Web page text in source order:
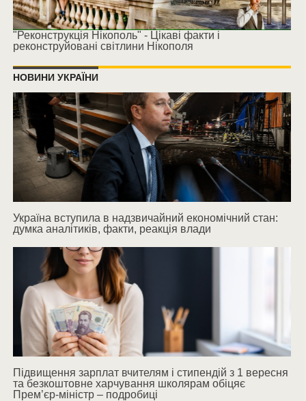
"Реконструкція Нікополь" - Цікаві факти і
реконструйовані світлини Нікополя
НОВИНИ УКРАЇНИ
Україна вступила в надзвичайний економічний стан:
думка аналітиків, факти, реакція влади
Підвищення зарплат вчителям і стипендій з 1 вересня
та безкоштовне харчування школярам обіцяє
Прем’єр-міністр – подробиці